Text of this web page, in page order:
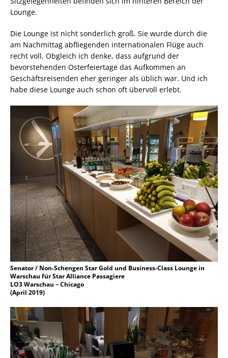
Lounge.
Die Lounge ist nicht sonderlich groß. Sie wurde durch die
am Nachmittag abfliegenden internationalen Flüge auch
recht voll. Obgleich ich denke, dass aufgrund der
bevorstehenden Osterfeiertage das Aufkommen an
Geschäftsreisenden eher geringer als üblich war. Und ich
habe diese Lounge auch schon oft übervoll erlebt.
Senator / Non-Schengen Star Gold und Business-Class Lounge in
Warschau für Star Alliance Passagiere
LO3 Warschau – Chicago
(April 2019)